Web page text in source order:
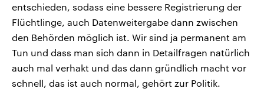
entschieden, sodass eine bessere Registrierung der
Flüchtlinge, auch Datenweitergabe dann zwischen
den Behörden möglich ist. Wir sind ja permanent am
Tun und dass man sich dann in Detailfragen natürlich
auch mal verhakt und das dann gründlich macht vor
schnell, das ist auch normal, gehört zur Politik.